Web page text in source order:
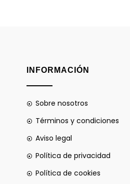
INFORMACIÓN
Sobre nosotros
Términos y condiciones
Aviso legal
Política de privacidad
Política de cookies